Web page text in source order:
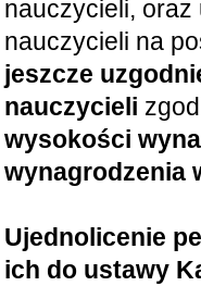
nauczycieli,
nauczycieli na
jeszcze
nauczycieli
wysokości
wynagrodzenia
Ujednolicenie
ich do ustawy